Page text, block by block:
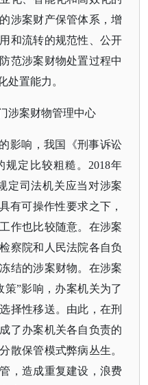
涉案财产保管体系，增
和流转的规范性、公开
范涉案财物处置过程中
处置能力。
涉案财物管理中心
影响，我国《刑事诉讼
定比较粗糙。2018年
定司法机关应当对涉案
有可操作性要求之下，
作也比较随意。在涉案
察院和人民法院各自负
结的涉案财物。在涉案
”影响，办案机关为了
择性移送。由此，在刑
了办案机关各自负责的
散保管模式弊病丛生。
，造成重复建设，浪费